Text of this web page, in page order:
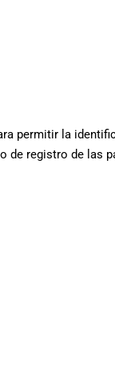
permitir la
de registro de las